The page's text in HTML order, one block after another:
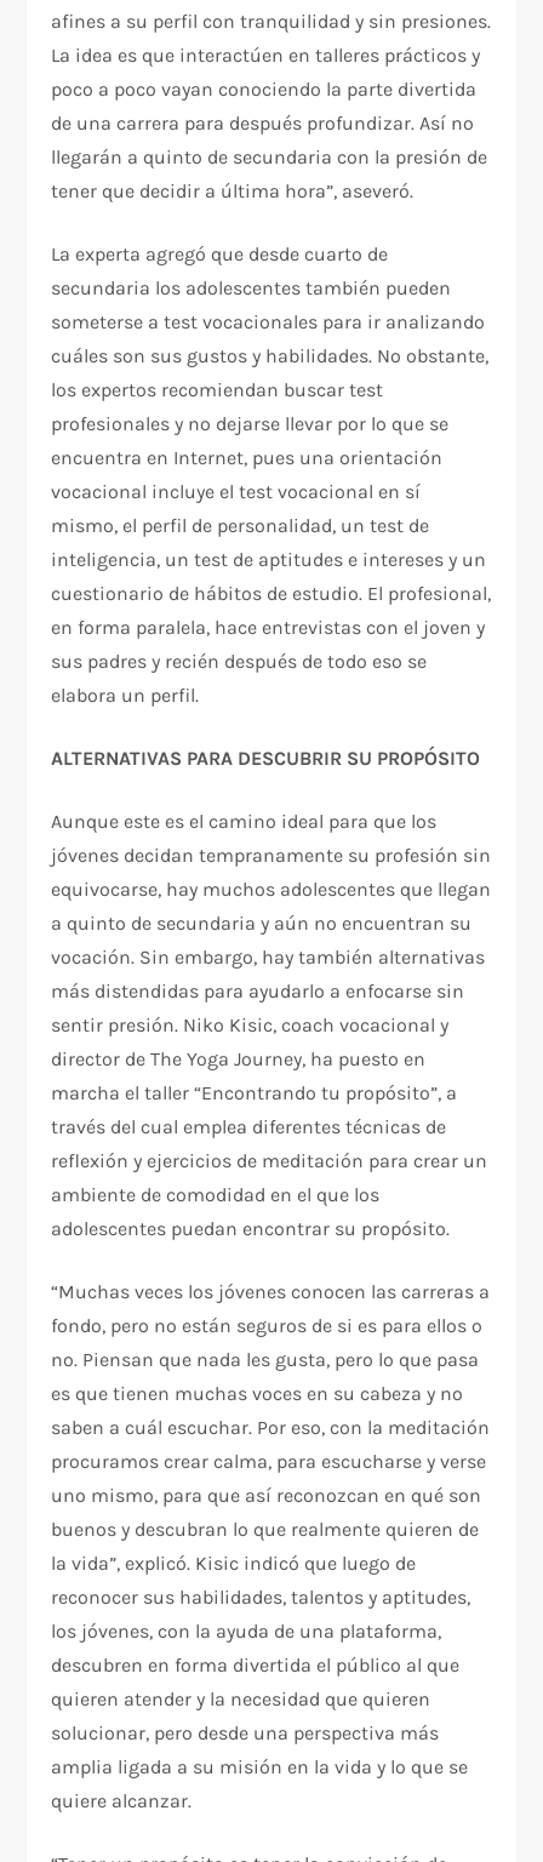
afines a su perfil con tranquilidad y sin presiones.
La idea es que interactúen en talleres prácticos y
poco a poco vayan conociendo la parte divertida
de una carrera para después profundizar. Así no
llegarán a quinto de secundaria con la presión de
tener que decidir a última hora”, aseveró.
La experta agregó que desde cuarto de
secundaria los adolescentes también pueden
someterse a test vocacionales para ir analizando
cuáles son sus gustos y habilidades. No obstante,
los expertos recomiendan buscar test
profesionales y no dejarse llevar por lo que se
encuentra en Internet, pues una orientación
vocacional incluye el test vocacional en sí
mismo, el perfil de personalidad, un test de
inteligencia, un test de aptitudes e intereses y un
cuestionario de hábitos de estudio. El profesional,
en forma paralela, hace entrevistas con el joven y
sus padres y recién después de todo eso se
elabora un perfil.
ALTERNATIVAS PARA DESCUBRIR SU PROPÓSITO
Aunque este es el camino ideal para que los
jóvenes decidan tempranamente su profesión sin
equivocarse, hay muchos adolescentes que llegan
a quinto de secundaria y aún no encuentran su
vocación. Sin embargo, hay también alternativas
más distendidas para ayudarlo a enfocarse sin
sentir presión. Niko Kisic, coach vocacional y
director de The Yoga Journey, ha puesto en
marcha el taller “Encontrando tu propósito”, a
través del cual emplea diferentes técnicas de
reflexión y ejercicios de meditación para crear un
ambiente de comodidad en el que los
adolescentes puedan encontrar su propósito.
“Muchas veces los jóvenes conocen las carreras a
fondo, pero no están seguros de si es para ellos o
no. Piensan que nada les gusta, pero lo que pasa
es que tienen muchas voces en su cabeza y no
saben a cuál escuchar. Por eso, con la meditación
procuramos crear calma, para escucharse y verse
uno mismo, para que así reconozcan en qué son
buenos y descubran lo que realmente quieren de
la vida”, explicó. Kisic indicó que luego de
reconocer sus habilidades, talentos y aptitudes,
los jóvenes, con la ayuda de una plataforma,
descubren en forma divertida el público al que
quieren atender y la necesidad que quieren
solucionar, pero desde una perspectiva más
amplia ligada a su misión en la vida y lo que se
quiere alcanzar.